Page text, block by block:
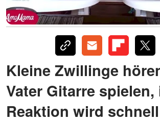
Kleine Zwillinge
Vater Gitarre spielen,
Reaktion wird